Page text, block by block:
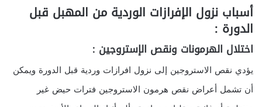
أسباب نزول الإفرازات الوردية من المهبل قبل
الدورة :
اختلال الهرمونات ونقص الإستروجين :
يؤدي نقص الاستروجين إلى نزول افرازات وردية قبل الدورة ويمكن
أن تشمل أعراض نقص هرمون الاستروجين فترات حيض غير